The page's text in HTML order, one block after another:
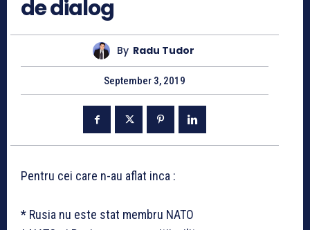
de dialog
By Radu Tudor
September 3, 2019
Pentru cei care n-au aflat inca :
* Rusia nu este stat membru NATO